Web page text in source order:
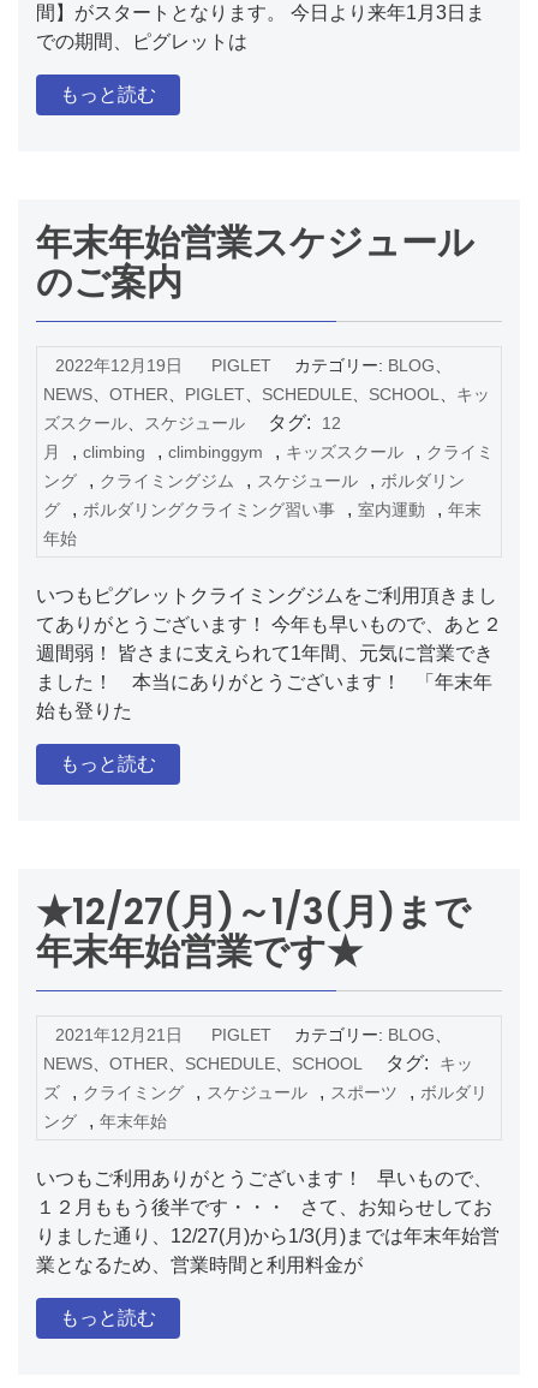
間】がスタートとなります。 今日より来年1月3日ま
での期間、ピグレットは
もっと読む
年末年始営業スケジュール
のご案内
2022年12月19日 PIGLET カテゴリー: BLOG
NEWS
OTHER PIGLET SCHEDULE SCHOOL
キッ
ズスクール
スケジュール タグ:
12
月
, climbing , climbinggym , キッズスクール , クライミ
ング
, クライミングジム , スケジュール , ボルダリン
グ
, ボルダリングクライミング習い事 , 室内運動 , 年末
年始
いつもピグレットクライミングジムをご利用頂きまし
てありがとうございます！ 今年も早いもので、あと２
週間弱！ 皆さまに支えられて1年間、元気に営業でき
ました！ 本当にありがとうございます！ 「年末年
始も登りた
もっと読む
★12/27(月)～1/3(月)まで
年末年始営業です★
2021年12月21日 PIGLET カテゴリー: BLOG
NEWS
OTHER SCHEDULE SCHOOL タグ:
キッ
ズ
, クライミング , スケジュール , スポーツ , ボルダリ
ング
, 年末年始
いつもご利用ありがとうございます！ 早いもので、
１２月ももう後半です・・・ さて、お知らせしてお
りました通り、12/27(月)から1/3(月)までは年末年始営
業となるため、営業時間と利用料金が
もっと読む